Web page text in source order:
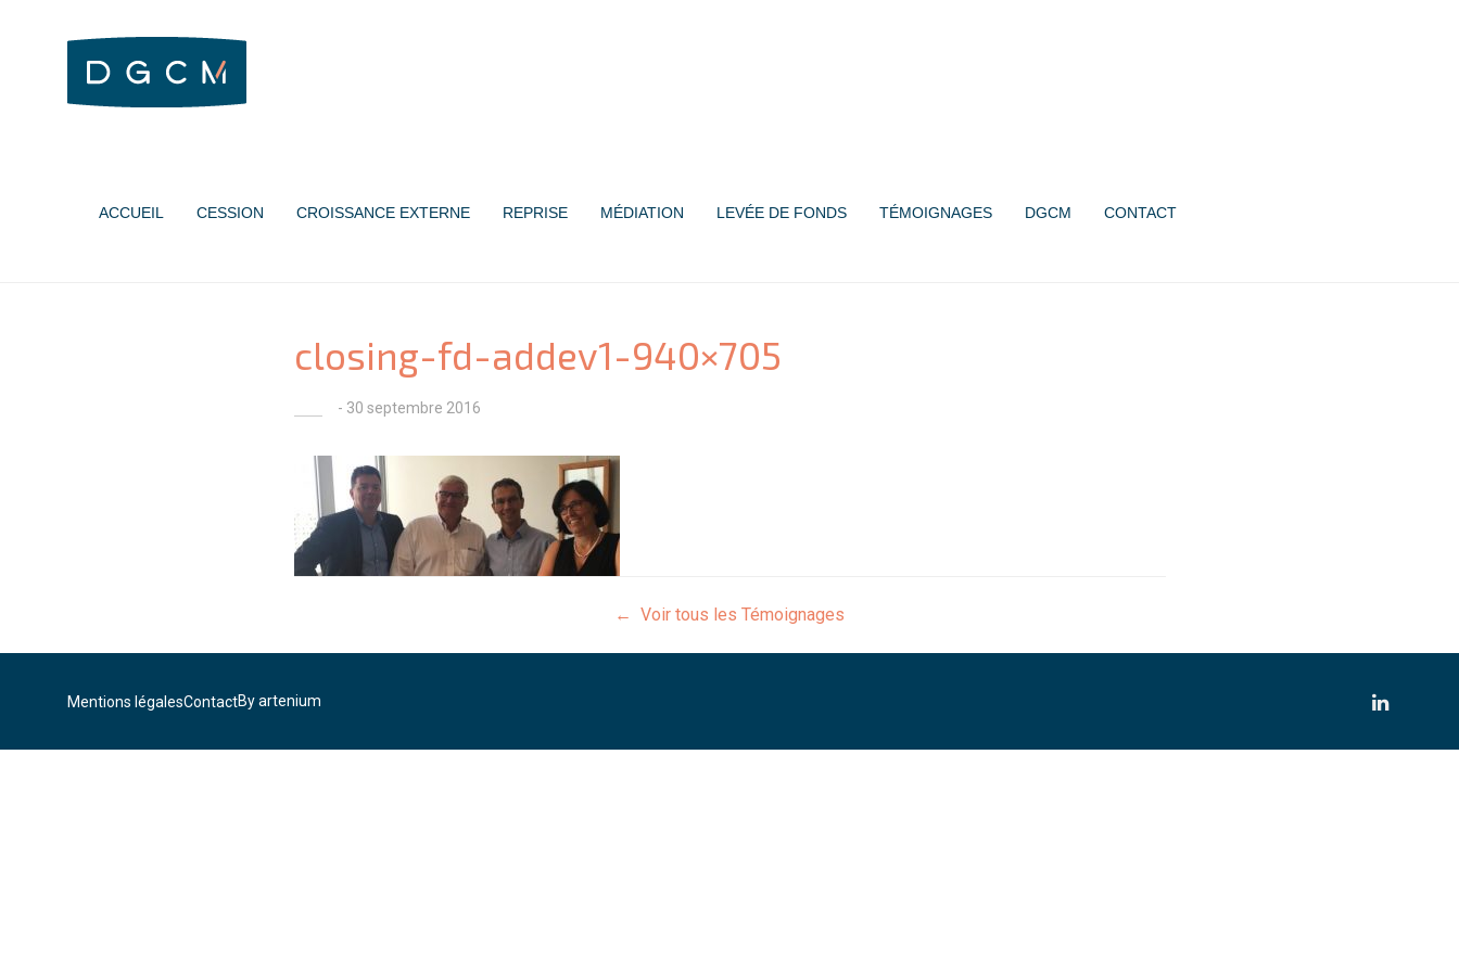
ACCUEIL CESSION CROISSANCE EXTERNE REPRISE MÉDIATION LEVÉE DE FONDS TÉMOIGNAGES DGCM CONTACT
closing-fd-addev1-940×705
- 30 septembre 2016
← Voir tous les Témoignages
Mentions légalesContactBy artenium